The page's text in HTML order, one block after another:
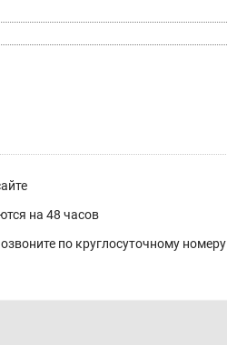
на 48 часов
по круглосуточному номеру